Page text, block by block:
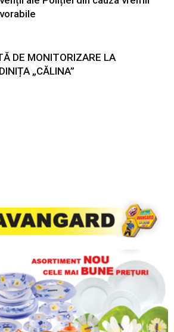
DE MONITORIZARE LA
„CĂLINA”